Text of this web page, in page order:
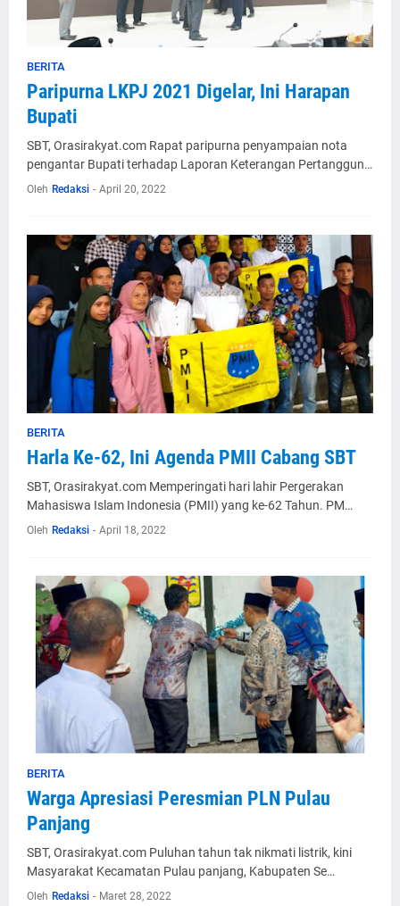
BERITA
Paripurna LKPJ 2021 Digelar, Ini Harapan
Bupati
SBT, Orasirakyat.com Rapat paripurna penyampaian nota
pengantar Bupati terhadap Laporan Keterangan Pertanggun…
Oleh Redaksi - April 20, 2022
BERITA
Harla Ke-62, Ini Agenda PMII Cabang SBT
SBT, Orasirakyat.com Memperingati hari lahir Pergerakan
Mahasiswa Islam Indonesia (PMII) yang ke-62 Tahun. PM…
Oleh Redaksi - April 18, 2022
BERITA
Warga Apresiasi Peresmian PLN Pulau
Panjang
SBT, Orasirakyat.com Puluhan tahun tak nikmati listrik, kini
Masyarakat Kecamatan Pulau panjang, Kabupaten Se…
Oleh Redaksi - Maret 28, 2022